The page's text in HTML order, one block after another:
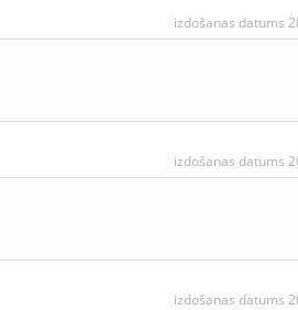
izdošanas datums
izdošanas datums
izdošanas datums